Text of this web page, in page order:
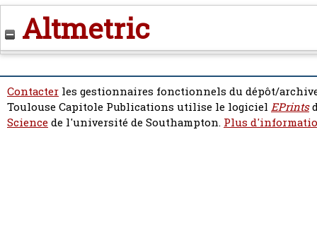
Altmetric
Contacter les gestionnaires fonctionnels du dépôt/
Toulouse Capitole Publications utilise le logiciel EPrints
Sciencede l'université de Southampton. Plus